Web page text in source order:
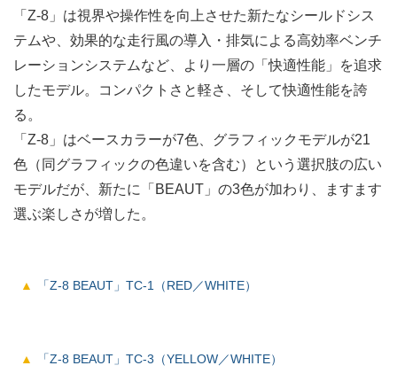
「Z-8」は視界や操作性を向上させた新たなシールドシス
テムや、効果的な走行風の導入・排気による高効率ベンチ
レーションシステムなど、より一層の「快適性能」を追求
したモデル。コンパクトさと軽さ、そして快適性能を誇
る。
「Z-8」はベースカラーが7色、グラフィックモデルが21
色（同グラフィックの色違いを含む）という選択肢の広い
モデルだが、新たに「BEAUT」の3色が加わり、ますます
選ぶ楽しさが増した。
「Z-8 BEAUT」TC-1（RED／WHITE）
「Z-8 BEAUT」TC-3（YELLOW／WHITE）